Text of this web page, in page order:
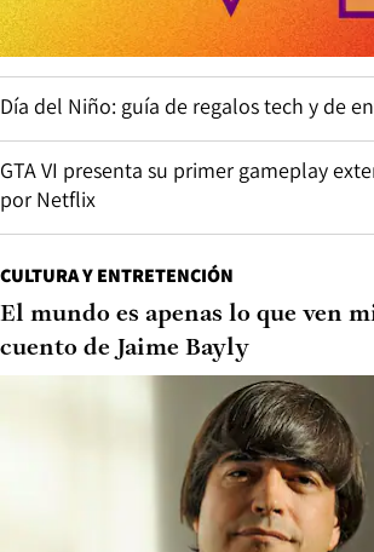
Día del Niño: guía de regalos tech y de
GTA VI presenta su primer gameplay
por Netflix
CULTURA Y ENTRETENCIÓN
El mundo es apenas lo que ven
cuento de Jaime Bayly